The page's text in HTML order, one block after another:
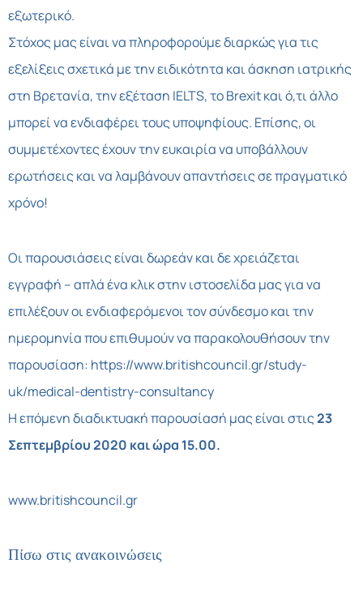
εξωτερικό.
Στόχος μας είναι να πληροφορούμε διαρκώς για τις
εξελίξεις σχετικά με την ειδικότητα και άσκηση ιατρικής
στη Βρετανία, την εξέταση IELTS, το Brexit και ό,τι άλλο
μπορεί να ενδιαφέρει τους υποψηφίους. Επίσης, οι
συμμετέχοντες έχουν την ευκαιρία να υποβάλλουν
ερωτήσεις και να λαμβάνουν απαντήσεις σε πραγματικό
χρόνο!
Οι παρουσιάσεις είναι δωρεάν και δε χρειάζεται
εγγραφή – απλά ένα κλικ στην ιστοσελίδα μας για να
επιλέξουν οι ενδιαφερόμενοι τον σύνδεσμο και την
ημερομηνία που επιθυμούν να παρακολουθήσουν την
παρουσίαση: https://www.britishcouncil.gr/study-
uk/medical-dentistry-consultancy
Η επόμενη διαδικτυακή παρουσίασή μας είναι στις23
Σεπτεμβρίου 2020 και ώρα 15.00.
www.britishcouncil.gr
Πίσω στις ανακοινώσεις